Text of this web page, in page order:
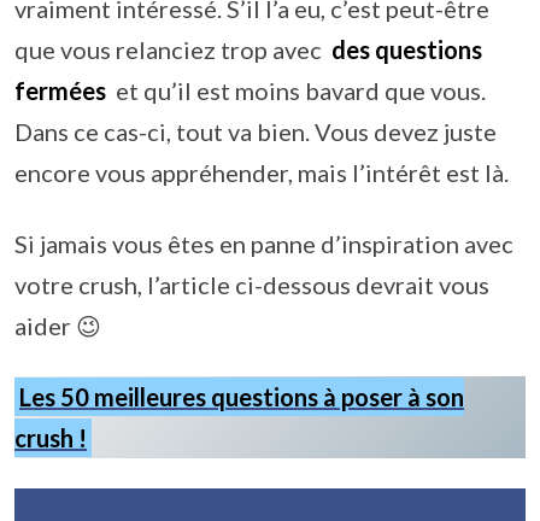
vraiment intéressé. S’il l’a eu, c’est peut-être
que vous relanciez trop avec des questions
fermées et qu’il est moins bavard que vous.
Dans ce cas-ci, tout va bien. Vous devez juste
encore vous appréhender, mais l’intérêt est là.
Si jamais vous êtes en panne d’inspiration avec
votre crush, l’article ci-dessous devrait vous
aider 😉
Les 50 meilleures questions à poser à son
crush !